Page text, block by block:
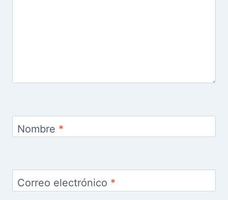
Nombre *
Correo electrónico *